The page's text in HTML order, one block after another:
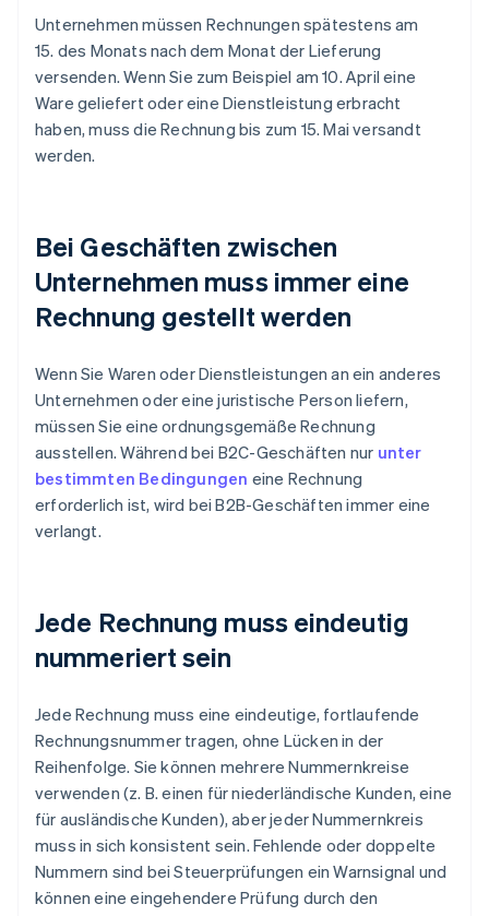
Unternehmen müssen Rechnungen spätestens am
15. des Monats nach dem Monat der Lieferung
versenden. Wenn Sie zum Beispiel am 10. April eine
Ware geliefert oder eine Dienstleistung erbracht
haben, muss die Rechnung bis zum 15. Mai versandt
werden.
Bei Geschäften zwischen
Unternehmen muss immer eine
Rechnung gestellt werden
Wenn Sie Waren oder Dienstleistungen an ein anderes
Unternehmen oder eine juristische Person liefern,
müssen Sie eine ordnungsgemäße Rechnung
ausstellen. Während bei B2C-Geschäften nur unter
bestimmten Bedingungen eine Rechnung
erforderlich ist, wird bei B2B-Geschäften immer eine
verlangt.
Jede Rechnung muss eindeutig
nummeriert sein
Jede Rechnung muss eine eindeutige, fortlaufende
Rechnungsnummer tragen, ohne Lücken in der
Reihenfolge. Sie können mehrere Nummernkreise
verwenden (z. B. einen für niederländische Kunden, eine
für ausländische Kunden), aber jeder Nummernkreis
muss in sich konsistent sein. Fehlende oder doppelte
Nummern sind bei Steuerprüfungen ein Warnsignal und
können eine eingehendere Prüfung durch den